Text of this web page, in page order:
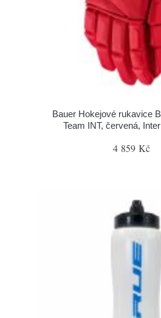
Bauer Hokejové rukavice
Team INT, červená,
4 859 Kč